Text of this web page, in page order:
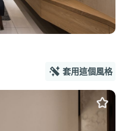
套用這個風格